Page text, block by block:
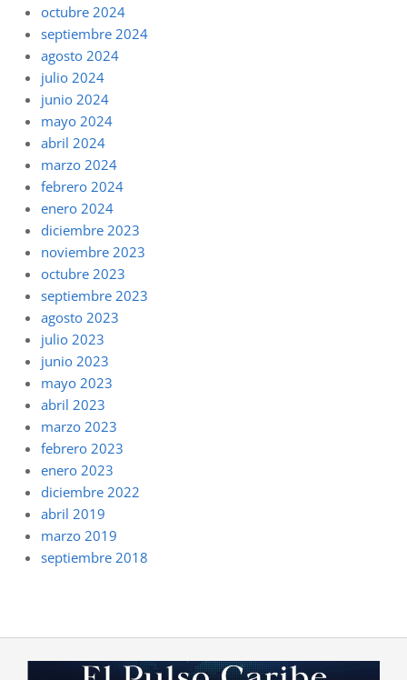
octubre 2024
septiembre 2024
agosto 2024
julio 2024
junio 2024
mayo 2024
abril 2024
marzo 2024
febrero 2024
enero 2024
diciembre 2023
noviembre 2023
octubre 2023
septiembre 2023
agosto 2023
julio 2023
junio 2023
mayo 2023
abril 2023
marzo 2023
febrero 2023
enero 2023
diciembre 2022
abril 2019
marzo 2019
septiembre 2018